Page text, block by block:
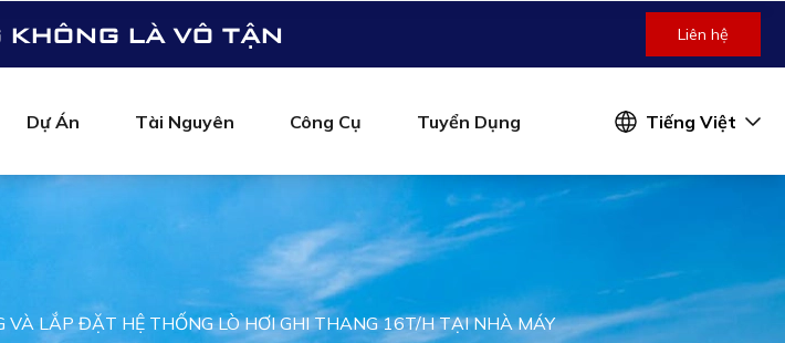
LÀ VÔ TẬN Liên hệ
Dự Án Tài Nguyên Công Cụ Tuyển Dụng Tiếng Việt
LẮP ĐẶT HỆ THỐNG LÒ HƠI GHI THANG 16T/H TẠI NHÀ MÁY